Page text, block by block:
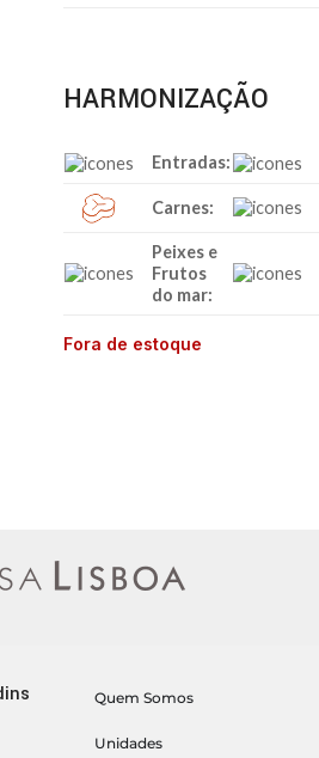
HARMONIZAÇÃO
Entradas:
Carnes:
Peixes e
Frutos
do mar:
Fora de estoque
Quem Somos
Unidades